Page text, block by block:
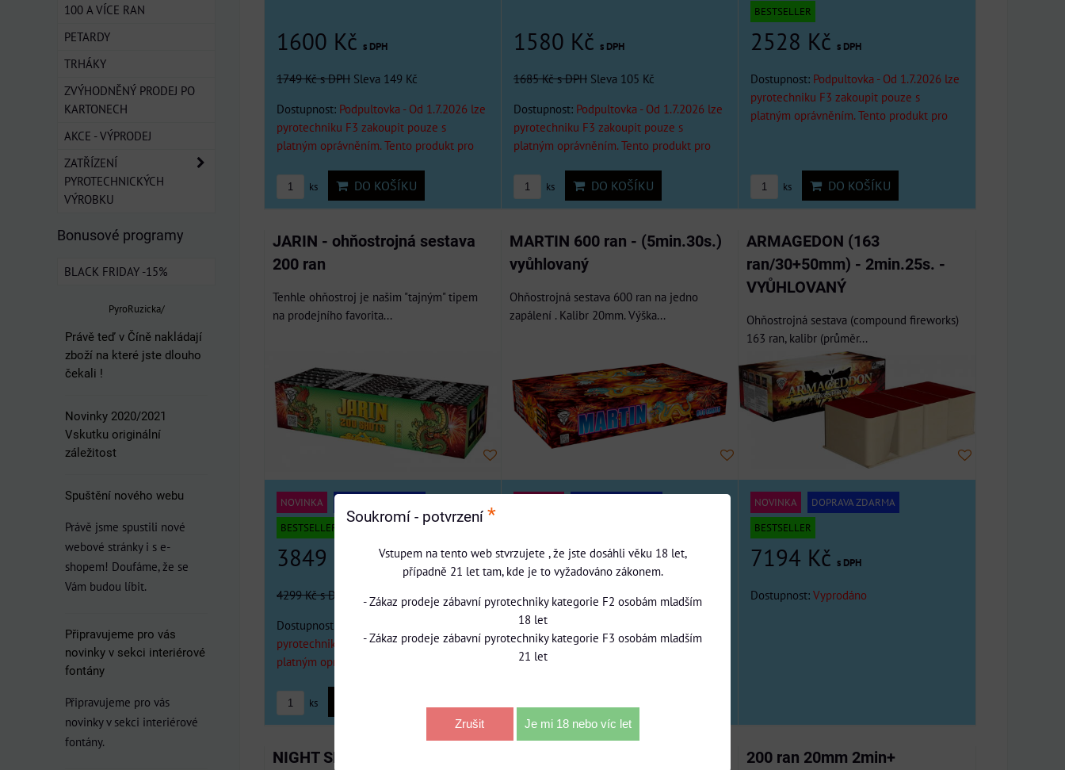
1600 Kč s DPH
1749 Kčs DPH Sleva 149 Kč
Dostupnost: Podpultovka - Od 1.7.2026 lze
pyrotechniku F3 zakoupit pouze s
platným oprávněním. Tento produkt pro
ks DO KOŠÍKU
1580 Kč s DPH
1685 Kčs DPH Sleva 105 Kč
Dostupnost: Podpultovka - Od 1.7.2026 lze
pyrotechniku F3 zakoupit pouze s
platným oprávněním. Tento produkt pro
ks DO KOŠÍKU
BESTSELLER
2528 Kčs DPH
Dostupnost: Podpultovka - Od 1.7.2026 lze
pyrotechniku F3 zakoupit pouze s
platným oprávněním. Tento produkt pro
ks DO KOŠÍKU
JARIN - ohňostrojná sestava
200 ran
Tenhle ohňostroj je našim "tajným" tipem
na prodejního favorita...
NOVINKA
BESTSELLER
3849 Kč
4299 Kčs DPH
Sleva 450 Kč
Dostupnost:
pyrotechniku F3 zakoupit pouze s
platným oprávněním. Tento produkt pro
ks
MARTIN 600 ran - (5min.30s.)
vyůhlovaný
Ohňostrojná sestava 600 ran na jedno
zapálení . Kalibr 20mm. Výška...
7499 Kč
Dostupnost: Momentálně vyprodáno
ARMAGEDON (163
ran/30+50mm) - 2min.25s. -
VYŮHLOVANÝ
Ohňostrojná sestava (compound fireworks)
163 ran, kalibr (průměr...
NOVINKA
DOPRAVA ZDARMA
BESTSELLER
7194 Kčs DPH
Dostupnost:Vyprodáno
NIGHT SHOW (274 ran/20mm)
200 ran 20mm 2min+
100 A VÍCE RAN
PETARDY
TRHÁKY
ZVÝHODNĚNÝ PRODEJ PO
KARTONECH
AKCE - VÝPRODEJ
ZATŘÍZENÍ
PYROTECHNICKÝCH
VÝROBKU
Bonusové programy
BLACK FRIDAY -15%
PyroRuzicka/
Právě teď v Číně nakládají
zboží na které jste dlouho
čekali !
Novinky 2020/2021
Vskutku originální
záležitost
Spuštění nového webu
Právě jsme spustili nové
webové stránky i s e-
shopem! Doufáme, že se
Vám budou líbit.
Připravujeme pro vás
novinky v sekci interiérové
fontány
Připravujeme pro vás
novinky v sekci interiérové
fontány.
Soukromí - potvrzení *
Vstupem na tento web stvrzujete , že jste dosáhli věku 18 let,
případně 21 let tam, kde je to vyžadováno zákonem.
- Zákaz prodeje zábavní pyrotechniky kategorie F2 osobám mladším
18 let
- Zákaz prodeje zábavní pyrotechniky kategorie F3 osobám mladším
21 let
Zrušit Je mi 18 nebo víc let